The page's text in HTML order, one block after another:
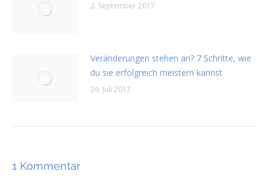
2. September 2017
Veränderungen stehen an? 7 Schritte, wie
du sie erfolgreich meistern kannst
26. Juli 2017
1 Kommentar